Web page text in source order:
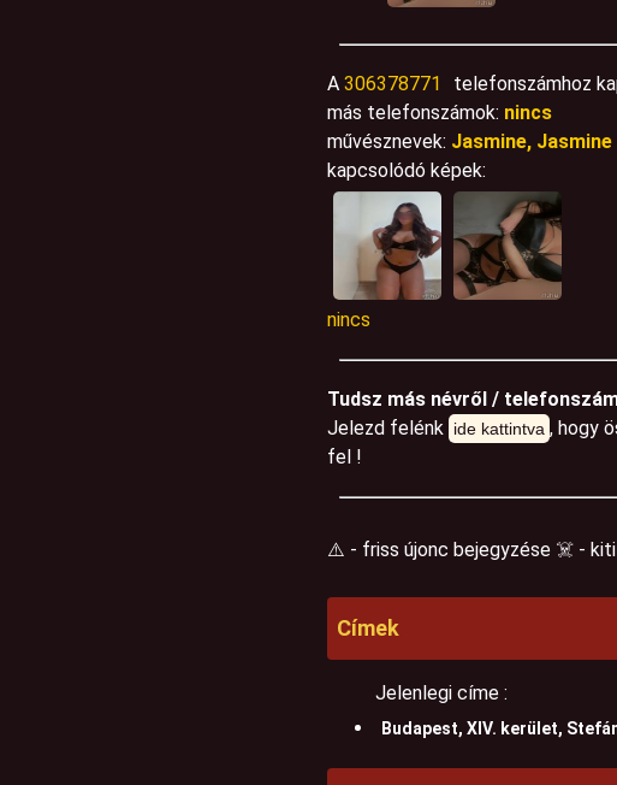
A 306378771
telefonszámhoz
más telefonszámok: nincs
művésznevek: Jasmine,
kapcsolódó képek:
nincs
Tudsz más névről /
Jelezd felénk ide kattintva , hogy
fel !
⚠️ - friss újonc bejegyzése ☠️ -
Címek
Jelenlegi címe :
Budapest, XIV. kerület,